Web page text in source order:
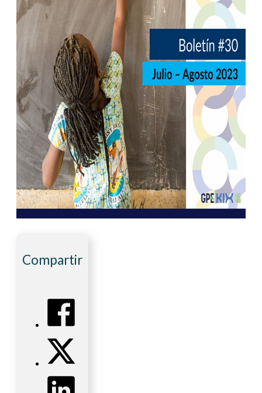
Compartir